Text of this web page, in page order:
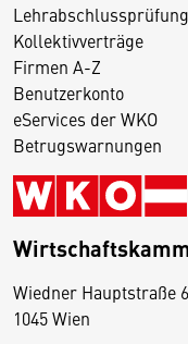
Kollektivverträge
Firmen A-Z
Benutzerkonto
eServices der WKO
Betrugswarnungen
Wiedner Hauptstraße
1045 Wien
D